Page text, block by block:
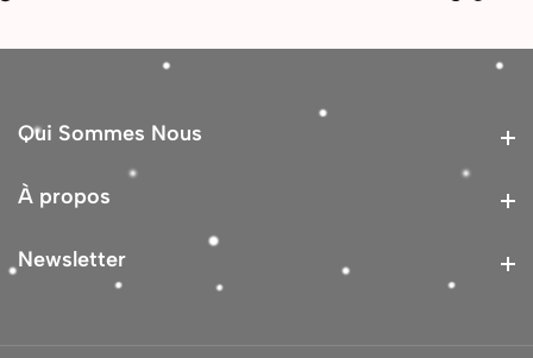
Qui Sommes NousQui Sommes Nous
À propos
Newsletter